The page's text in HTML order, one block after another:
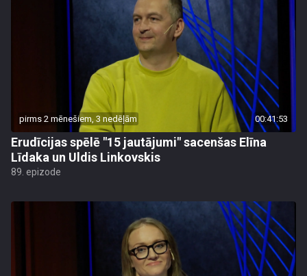
pirms 2 mēnešiem, 3 nedēļām 00:41:53
Erudīcijas spēlē "15 jautājumi" sacenšas Elīna
Līdaka un Uldis Linkovskis
89. epizode